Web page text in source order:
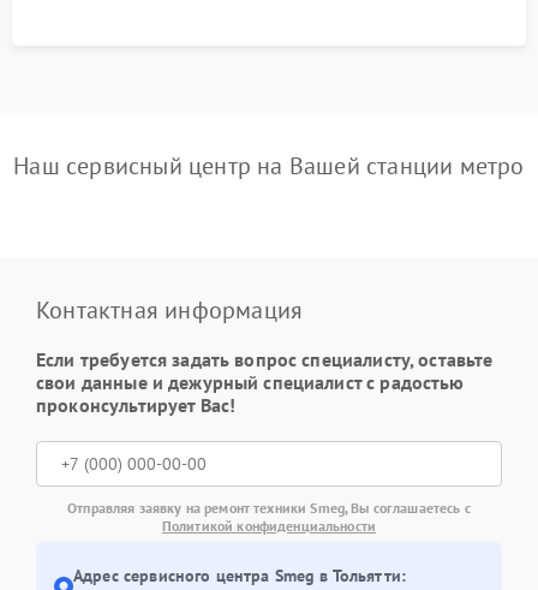
Наш сервисный центр на Вашей станции метро
Контактная информация
Если требуется задать вопрос специалисту, оставьте
свои данные и дежурный специалист с радостью
проконсультирует Вас!
Отправляя заявку на ремонт техники Smeg, Вы соглашаетесь с
Политикой конфиденциальности
Адрес сервисного центра Smeg в Тольятти: